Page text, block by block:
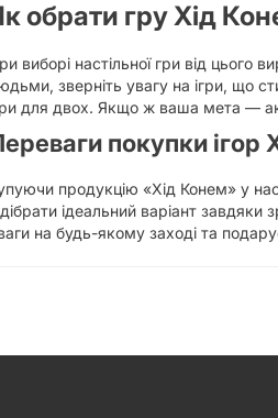
обрати гру Хід
виборі настільної гри від
зверніть увагу на ігри, що
для двох. Якщо ж ваша мета —
покупки ігор
продукцію «Хід Конем» у
ідеальний варіант
на будь-якому заході та